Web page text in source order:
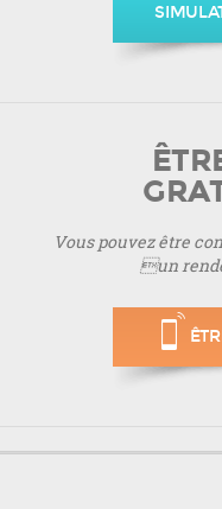
Vous pouvez être
un